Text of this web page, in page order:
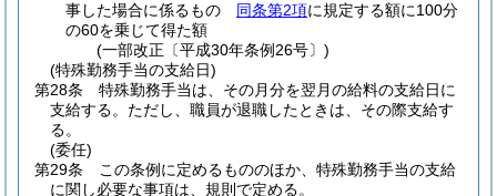
事した場合に係るもの 同条第2項に規定する額に100分
の60を乗じて得た額
(一部改正〔平成30年条例26号〕)
(特殊勤務手当の支給日)
第28条
特殊勤務手当は、その月分を翌月の給料の支給日に
支給する。 ただし、職員が退職したときは、その際支給す
る。
(委任)
第29条
この条例に定めるもののほか、特殊勤務手当の支給
に関し必要な事項は、規則で定める。